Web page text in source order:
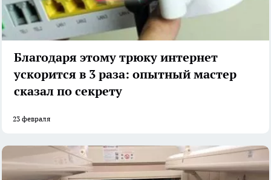
Благодаря этому трюку интернет
ускорится в 3 раза: опытный мастер
сказал по секрету
23 февраля